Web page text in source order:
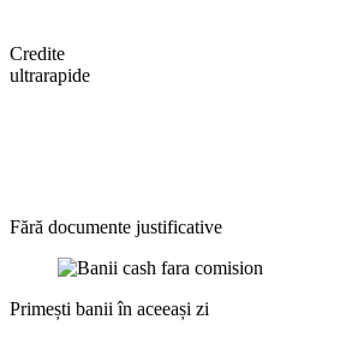
Credite
ultrarapide
Fără documente justificative
Primești banii în aceeași zi